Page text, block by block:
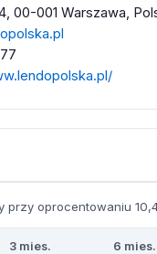
00-001 Warszawa,
przy oprocentowaniu
3 mies. 6 mies.